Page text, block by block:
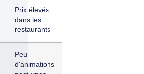
Prix élevés
dans les
restaurants
Peu
d'animations